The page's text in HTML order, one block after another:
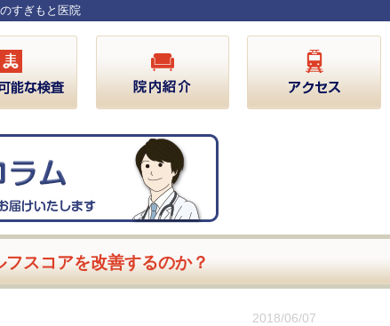
すぎもと医院
スコアを改善するのか？
2018/06/07